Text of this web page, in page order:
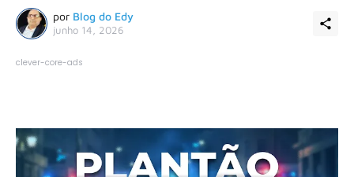
por Blog do Edy
junho 14, 2026
clever-core-ads